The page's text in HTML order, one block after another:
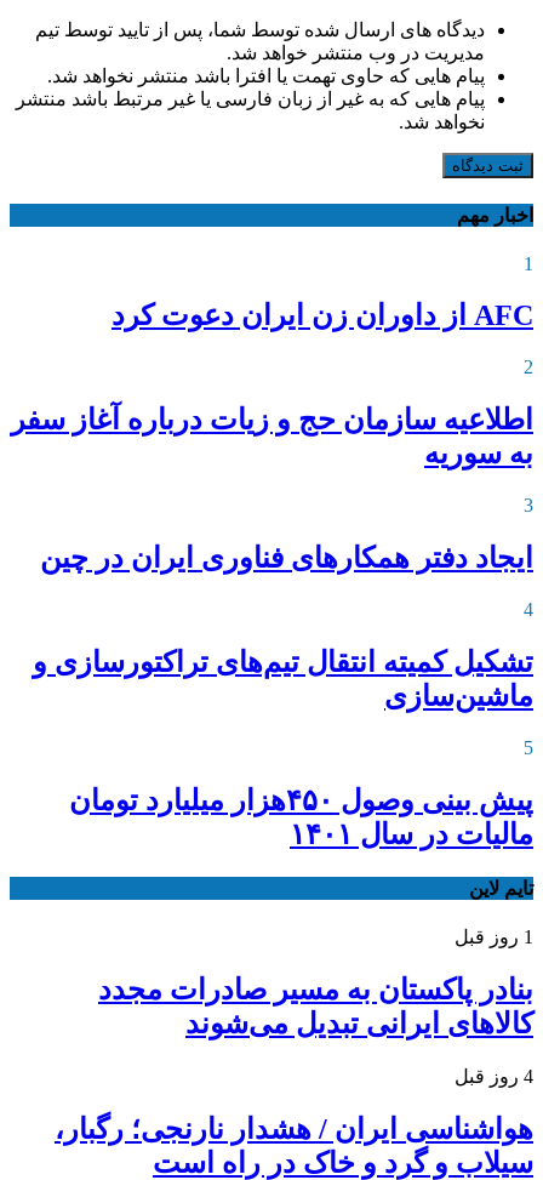
دیدگاه های ارسال شده توسط شما، پس از تایید توسط تیم
مدیریت در وب منتشر خواهد شد.
پیام هایی که حاوی تهمت یا افترا باشد منتشر نخواهد شد.
پیام هایی که به غیر از زبان فارسی یا غیر مرتبط باشد منتشر
نخواهد شد.
ثبت دیدگاه
اخبار مهم
1
AFC از داوران زن ایران دعوت کرد
2
اطلاعیه‌ سازمان حج و زیات درباره آغاز سفر
به سوریه
3
ایجاد دفتر همکارهای فناوری ایران در چین
4
تشکیل کمیته انتقال تیم‌های تراکتورسازی و
ماشین‌سازی
5
پیش بینی وصول ۴۵۰هزار میلیارد تومان
مالیات در سال ۱۴۰۱
تایم لاین
1 روز قبل
بنادر پاکستان به مسیر صادرات مجدد
کالاهای ایرانی تبدیل می‌شوند
4 روز قبل
هواشناسی ایران / هشدار نارنجی؛ رگبار،
سیلاب و گرد و خاک در راه است